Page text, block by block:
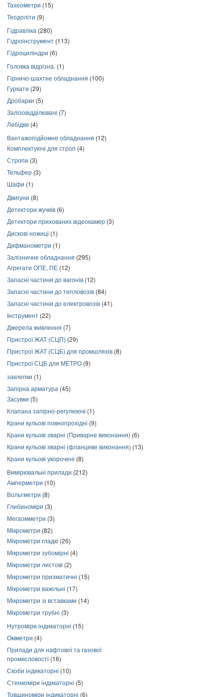
Тахеометри (15)
Теодоліти (9)
Гідравліка (280)
Гідроінструмент (113)
Гідроциліндри (6)
Головка відрізна. (1)
Гірничо-шахтне обладнання (100)
Гуркати (29)
Дробарки (5)
Залізовідділювачі (7)
Лебідки (4)
Вантажопідйомне обладнання (12)
Комплектуючі для строп (4)
Стропи (3)
Тельфер (3)
Шафи (1)
Двигуни (8)
Детектори жучків (6)
Детектори прихованих відеокамер (3)
Дискові ножиці (1)
Дифманометри (1)
Залізничне обладнання (295)
Агрегати ОПЕ, ПЕ (12)
Запасні частини до вагонів (12)
Запасні частини до тепловозів (84)
Запасні частини до електровозів (41)
Інструмент (22)
Джерела живлення (7)
Пристрої ЖАТ (СЦП) (29)
Пристрої ЖАТ (СЦБ) для промшляхів (8)
Пристрої СЦБ для МЕТРО (9)
заклепки (1)
Запірна арматура (45)
Засувки (5)
Клапана запірно-регулюючі (1)
Крани кульові повнопрохідні (9)
Крани кульові зварні (Приварне виконання) (6)
Крани кульові зварні (фланцеве виконання) (13)
Крани кульові укорочені (8)
Вимірювальні прилади (212)
Амперметри (10)
Вольтметри (8)
Глибиноміри (3)
Мегаомметри (3)
Мікрометри (82)
Мікрометри гладкі (26)
Мікрометри зубомірні (4)
Мікрометри листові (2)
Мікрометри призматичні (15)
Мікрометри важільні (17)
Мікрометри зі вставками (14)
Мікрометри трубні (3)
Нутроміри індикаторні (15)
Омметри (4)
Прилади для нафтової та газової
промисловості (16)
Скоби індикаторні (10)
Стенкоміри індикаторні (5)
Товщиноміри індикаторні (6)